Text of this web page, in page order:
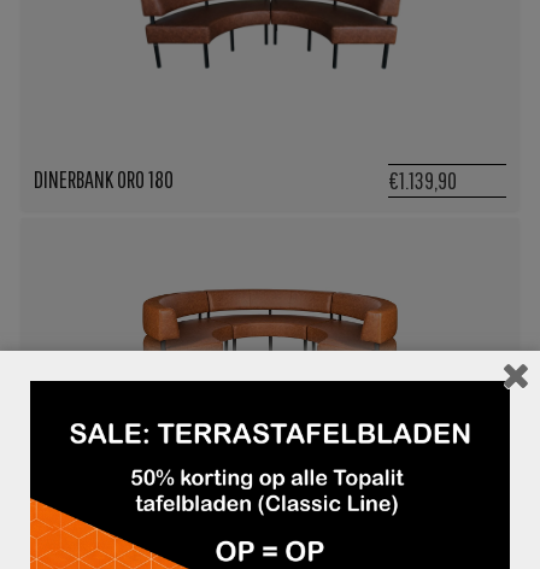
DINERBANK ORO 180 €1.139,90
DINERBANK ORO €1.709,85